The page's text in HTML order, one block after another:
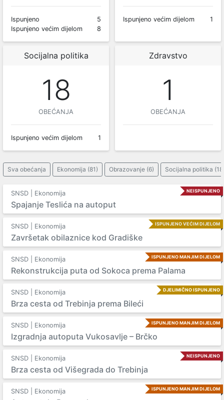
Ispunjeno
5
Ispunjeno većim dijelom
8
Ispunjeno većim dijelom 1
Socijalna politika
18
OBEĆANJA
Ispunjeno većim dijelom 1
Zdravstvo
1
OBEĆANJA
Sva obećanja Ekonomija (81) Obrazovanje (6) Socijalna politika
NEISPUNJENO
SNSD | Ekonomija
Spajanje Teslića na autoput
ISPUNJENO VEĆIM DIJELOM
SNSD | Ekonomija
Završetak obilaznice kod Gradiške
ISPUNJENO MANJIM DIJELOM
SNSD | Ekonomija
Rekonstrukcija puta od Sokoca prema Palama
DJELIMIČNO ISPUNJENO
SNSD | Ekonomija
Brza cesta od Trebinja prema Bileći
ISPUNJENO MANJIM DIJELOM
SNSD | Ekonomija
Izgradnja autoputa Vukosavlje – Brčko
NEISPUNJENO
SNSD | Ekonomija
Brza cesta od Višegrada do Trebinja
ISPUNJENO MANJIM DIJELOM
SNSD | Ekonomija